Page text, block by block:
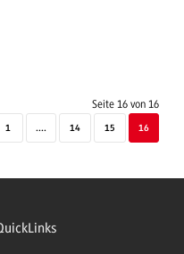
Seite 16 von 16
1 .... 14 15 16